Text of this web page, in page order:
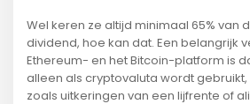
Wel keren ze altijd minimaal 65% van
dividend, hoe kan dat. Een belangrijk
Ethereum- en het Bitcoin-platform is
alleen als cryptovaluta wordt
zoals uitkeringen van een lijfrente of